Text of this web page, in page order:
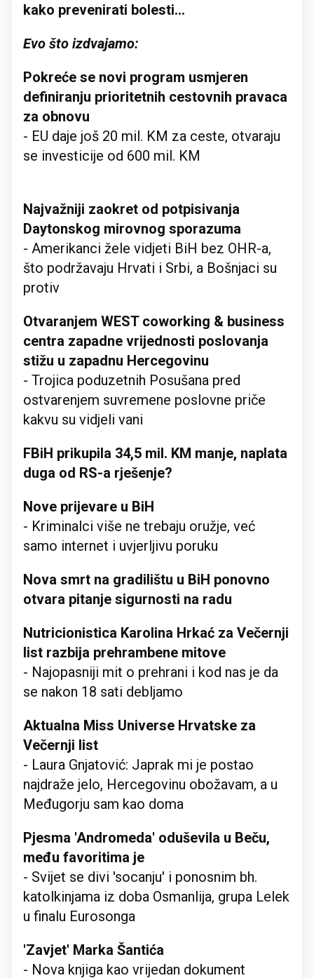
kako prevenirati bolesti...
Evo što izdvajamo:
Pokreće se novi program usmjeren
definiranju prioritetnih cestovnih pravaca
za obnovu
- EU daje još 20 mil. KM za ceste, otvaraju
se investicije od 600 mil. KM
Najvažniji zaokret od potpisivanja
Daytonskog mirovnog sporazuma
- Amerikanci žele vidjeti BiH bez OHR-a,
što podržavaju Hrvati i Srbi, a Bošnjaci su
protiv
Otvaranjem WEST coworking & business
centra zapadne vrijednosti poslovanja
stižu u zapadnu Hercegovinu
- Trojica poduzetnih Posušana pred
ostvarenjem suvremene poslovne priče
kakvu su vidjeli vani
FBiH prikupila 34,5 mil. KM manje, naplata
duga od RS-a rješenje?
Nove prijevare u BiH
- Kriminalci više ne trebaju oružje, već
samo internet i uvjerljivu poruku
Nova smrt na gradilištu u BiH ponovno
otvara pitanje sigurnosti na radu
Nutricionistica Karolina Hrkać za Večernji
list razbija prehrambene mitove
- Najopasniji mit o prehrani i kod nas je da
se nakon 18 sati debljamo
Aktualna Miss Universe Hrvatske za
Večernji list
- Laura Gnjatović: Japrak mi je postao
najdraže jelo, Hercegovinu obožavam, a u
Međugorju sam kao doma
Pjesma 'Andromeda' oduševila u Beču,
među favoritima je
- Svijet se divi 'socanju' i ponosnim bh.
katolkinjama iz doba Osmanlija, grupa Lelek
u finalu Eurosonga
'Zavjet' Marka Šantića
- Nova knjiga kao vrijedan dokument